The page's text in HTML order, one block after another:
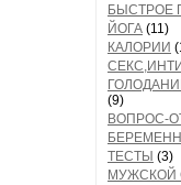
БЫСТРОЕ
ЙОГА (11)
КАЛОРИИ
(9)
ВОПРОС-
ТЕСТЫ (3)
МУЖСКОЙ